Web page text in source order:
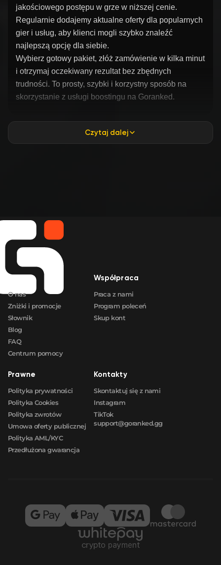
jakościowego postępu w grze w niższej cenie.
Regularnie dodajemy aktualne oferty dla popularnych
gier i usług, aby klienci mogli szybko znaleźć
najlepszą opcję dla siebie.
Wybierz gotowy pakiet, złóż zamówienie w kilka minut
i otrzymaj oczekiwany rezultat bez zbędnych
trudności. To prosty, szybki i korzystny sposób na
skorzystanie z usługi boostingu na Goranked.
Czytaj dalej
Firma
O nas
Zniżki i promocje
Słownik
Blog
FAQ
Centrum pomocy
Współpraca
Praca z nami
Program poleceń
Skup kont
Prawne
Polityka prywatności
Polityka Cookies
Polityka zwrotów
Umowa oferty publicznej
Polityka AML/KYC
Przedłużona gwarancja
Kontakty
Skontaktuj się z nami
Instagram
TikTok
support@goranked.gg